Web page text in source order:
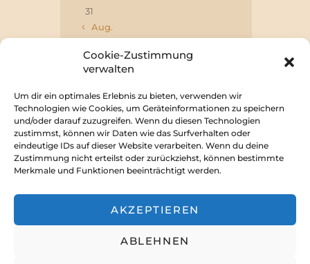
Cookie-Zustimmung
verwalten
Um dir ein optimales Erlebnis zu bieten, verwenden wir
Technologien wie Cookies, um Geräteinformationen zu speichern
und/oder darauf zuzugreifen. Wenn du diesen Technologien
zustimmst, können wir Daten wie das Surfverhalten oder
eindeutige IDs auf dieser Website verarbeiten. Wenn du deine
Zustimmung nicht erteilst oder zurückziehst, können bestimmte
Merkmale und Funktionen beeinträchtigt werden.
AKZEPTIEREN
ABLEHNEN
31
« Aug.
Impressum
Discord
Facebook
Rabenschwinge e.V.